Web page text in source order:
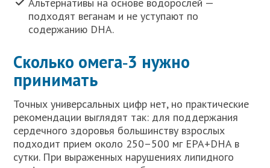
подходят веганам и не уступают по
содержанию DHA.
Сколько омега‑3 нужно
принимать
Точных универсальных цифр нет, но практические
рекомендации выглядят так: для поддержания
сердечного здоровья большинству взрослых
подходит прием около 250–500 мг EPA+DHA в
сутки. При выраженных нарушениях липидного